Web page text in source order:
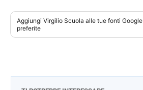
Aggiungi Virgilio Scuola alle tue fonti Google
preferite